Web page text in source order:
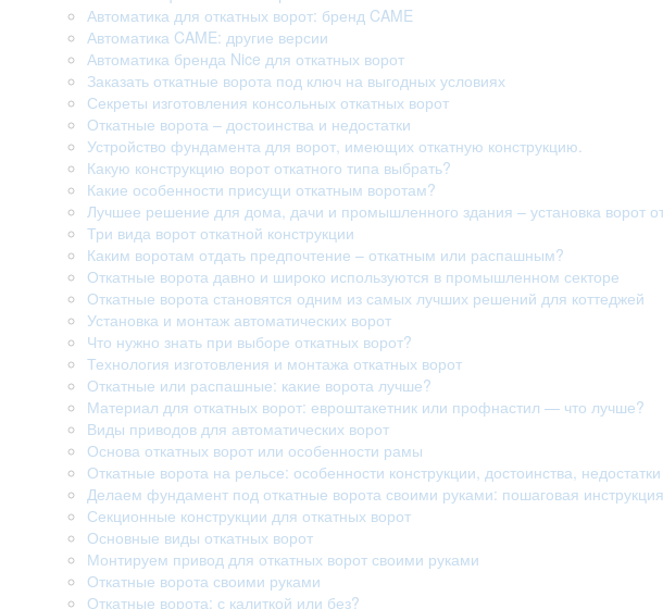
Автоматика для откатных ворот: бренд CAME
Автоматика CAME: другие версии
Автоматика бренда Nice для откатных ворот
Заказать откатные ворота под ключ на выгодных условиях
Секреты изготовления консольных откатных ворот
Откатные ворота – достоинства и недостатки
Устройство фундамента для ворот, имеющих откатную конструкцию.
Какую конструкцию ворот откатного типа выбрать?
Какие особенности присущи откатным воротам?
Лучшее решение для дома, дачи и промышленного здания – установка ворот
Три вида ворот откатной конструкции
Каким воротам отдать предпочтение – откатным или распашным?
Откатные ворота давно и широко используются в промышленном секторе
Откатные ворота становятся одним из самых лучших решений для коттеджей
Установка и монтаж автоматических ворот
Что нужно знать при выборе откатных ворот?
Технология изготовления и монтажа откатных ворот
Откатные или распашные: какие ворота лучше?
Материал для откатных ворот: евроштакетник или профнастил — что лучше?
Виды приводов для автоматических ворот
Основа откатных ворот или особенности рамы
Откатные ворота на рельсе: особенности конструкции, достоинства, недостатки
Делаем фундамент под откатные ворота своими руками: пошаговая инструкция
Секционные конструкции для откатных ворот
Основные виды откатных ворот
Монтируем привод для откатных ворот своими руками
Откатные ворота своими руками
Откатные ворота: с калиткой или без?